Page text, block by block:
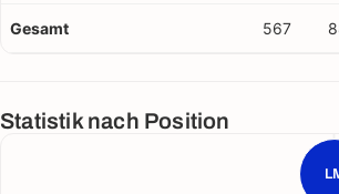
Gesamt 567
Statistik nach Position